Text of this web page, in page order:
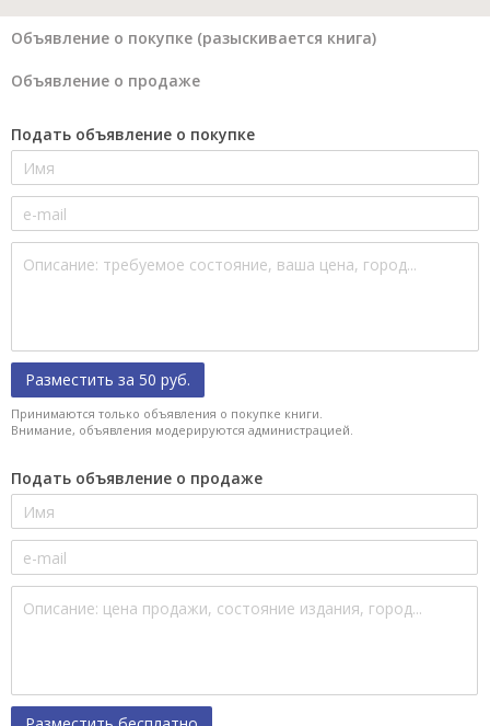
Объявление о покупке (разыскивается книга)
Объявление о продаже
Подать объявление о покупке
Разместить за 50 руб.
Принимаются только объявления о покупке книги.
Внимание, объявления модерируются администрацией.
Подать объявление о продаже